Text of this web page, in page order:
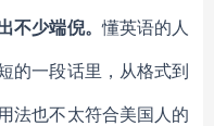
不少端倪。懂英语的人
的一段话里，从格式到
法也不太符合美国人的